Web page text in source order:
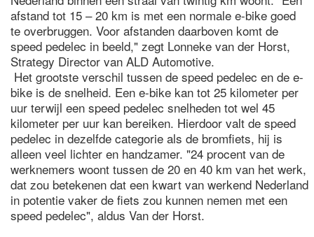
afstand tot 15 – 20 km is met een normale e-bike goed
te overbruggen. Voor afstanden daarboven komt de
speed pedelec in beeld," zegt Lonneke van der Horst,
Strategy Director van ALD Automotive.
Het grootste verschil tussen de speed pedelec en de e-
bike is de snelheid. Een e-bike kan tot 25 kilometer per
uur terwijl een speed pedelec snelheden tot wel 45
kilometer per uur kan bereiken. Hierdoor valt de speed
pedelec in dezelfde categorie als de bromfiets, hij is
alleen veel lichter en handzamer. "24 procent van de
werknemers woont tussen de 20 en 40 km van het werk,
dat zou betekenen dat een kwart van werkend Nederland
in potentie vaker de fiets zou kunnen nemen met een
speed pedelec", aldus Van der Horst.